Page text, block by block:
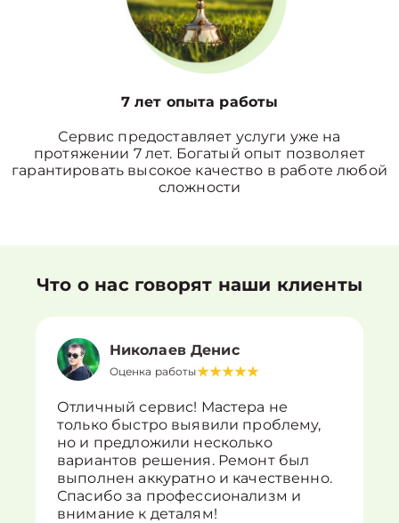
7 лет опыта работы
Сервис предоставляет услуги уже на
протяжении 7 лет. Богатый опыт позволяет
гарантировать высокое качество в работе любой
сложности
Что о нас говорят наши клиенты
Николаев Денис
Оценка работы
Отличный сервис! Мастера не
только быстро выявили проблему,
но и предложили несколько
вариантов решения. Ремонт был
выполнен аккуратно и качественно.
Спасибо за профессионализм и
внимание к деталям!